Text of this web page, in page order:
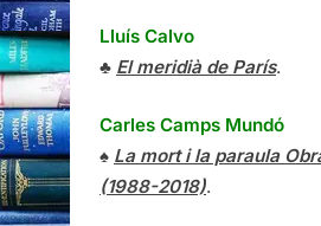
Lluís Calvo
♣ El meridià de París.
Carles Camps Mundó
♠ La mort i la paraula
(1988-2018).